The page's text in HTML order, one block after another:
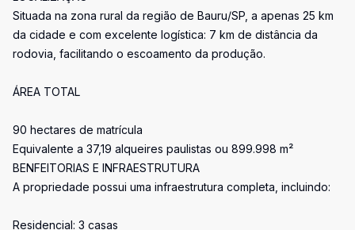
Situada na zona rural da região de Bauru/SP, a apenas 25 km
da cidade e com excelente logística: 7 km de distância da
rodovia, facilitando o escoamento da produção.
ÁREA TOTAL
90 hectares de matrícula
Equivalente a 37,19 alqueires paulistas ou 899.998 m²
BENFEITORIAS E INFRAESTRUTURA
A propriedade possui uma infraestrutura completa, incluindo:
Residencial: 3 casas